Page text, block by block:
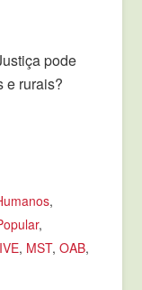
pode
e rurais?
,
,
, MST,OAB,